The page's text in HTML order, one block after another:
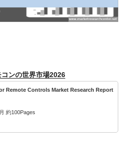
ンの世界市場2026
Remote Controls Market Research Report
約100Pages